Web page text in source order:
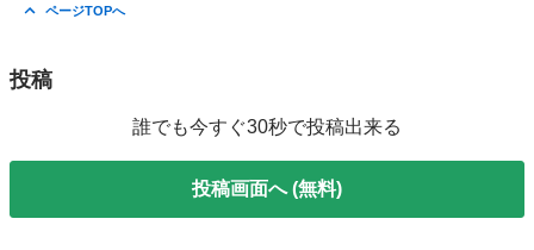
ページTOPへ
投稿
誰でも今すぐ30秒で投稿出来る
投稿画面へ (無料)